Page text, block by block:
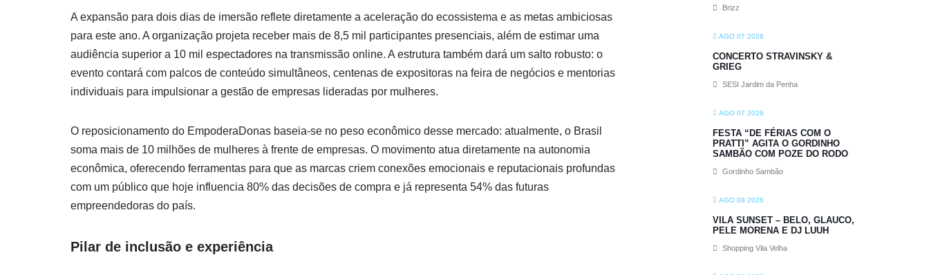
A expansão para dois dias de imersão reflete diretamente a aceleração do ecossistema e as metas ambiciosas
para este ano. A organização projeta receber mais de 8,5 mil participantes presenciais, além de estimar uma
audiência superior a 10 mil espectadores na transmissão online. A estrutura também dará um salto robusto: o
evento contará com palcos de conteúdo simultâneos, centenas de expositoras na feira de negócios e mentorias
individuais para impulsionar a gestão de empresas lideradas por mulheres.
O reposicionamento do EmpoderaDonas baseia-se no peso econômico desse mercado: atualmente, o Brasil
soma mais de 10 milhões de mulheres à frente de empresas. O movimento atua diretamente na autonomia
econômica, oferecendo ferramentas para que as marcas criem conexões emocionais e reputacionais profundas
com um público que hoje influencia 80% das decisões de compra e já representa 54% das futuras
empreendedoras do país.
Pilar de inclusão e experiência
Brizz
AGO 07 2026
CONCERTO STRAVINSKY &
GRIEG
SESI Jardim da Penha
AGO 07 2026
FESTA “DE FÉRIAS COM O
PRATTI” AGITA O GORDINHO
SAMBÃO COM POZE DO RODO
Gordinho Sambão
AGO 08 2026
VILA SUNSET – BELO, GLAUCO,
PELE MORENA E DJ LUUH
Shopping Vila Velha